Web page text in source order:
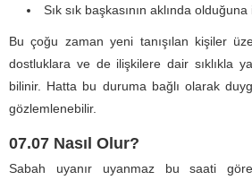
Sık sık başkasının aklında
Bu çoğu zaman yeni tanışılan kişiler
dostluklara ve de ilişkilere dair sıklıkla
bilinir. Hatta bu duruma bağlı olarak
gözlemlenebilir.
07.07 Nasıl Olur?
Sabah uyanır uyanmaz bu saati